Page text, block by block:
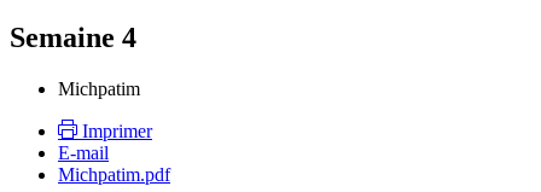
Semaine 4
Michpatim
Imprimer
E-mail
Michpatim.pdf